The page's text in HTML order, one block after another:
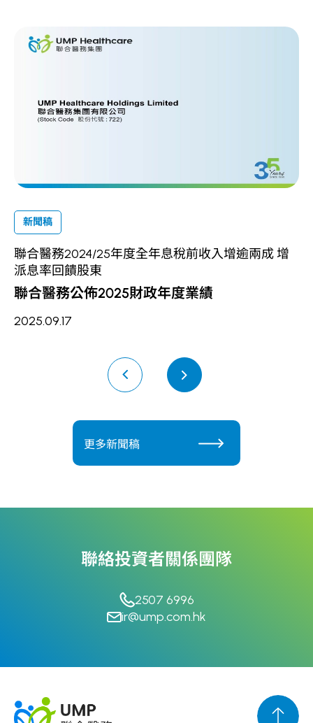
新聞稿
聯合醫務2024/25年度全年息稅前收入增逾兩成 增
派息率回饋股東
聯合醫務公佈2025財政年度業績
2025.09.17
更多新聞稿
聯絡投資者關係團隊
2507 6996
ir@ump.com.hk